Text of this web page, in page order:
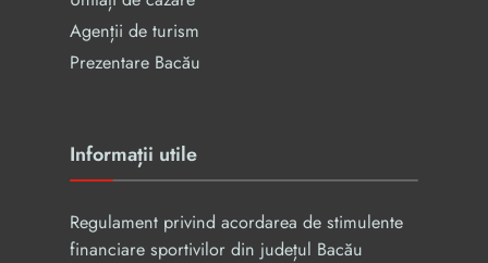
Agenții de turism
Prezentare Bacău
Informații utile
Regulament privind acordarea de stimulente
financiare sportivilor din județul Bacău